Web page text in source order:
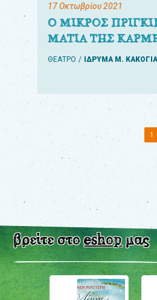
17 Οκτωβρίου 2021
Ο ΜΙΚΡΟΣ
ΜΑΤΙΑ ΤΗΣ
ΘΕΑΤΡΟ ΙΔΡΥΜΑ Μ.
1
βρείτε στοeshopμας